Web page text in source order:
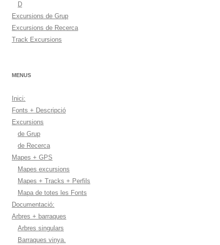
D
Excursions de Grup
Excursions de Recerca
Track Excursions
MENUS
Inici:
Fonts + Descripció
Excursions
de Grup
de Recerca
Mapes + GPS
Mapes excursions
Mapes + Tracks + Perfils
Mapa de totes les Fonts
Documentació:
Arbres + barraques
Arbres singulars
Barraques vinya.